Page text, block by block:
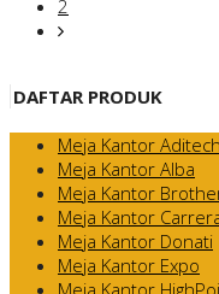
2
DAFTAR PRODUK
Meja Kantor Aditech
Meja Kantor Alba
Meja Kantor
Meja Kantor
Meja Kantor Donati
Meja Kantor Expo